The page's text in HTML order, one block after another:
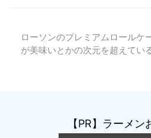
ローソンのプレミアムロールケ
が美味いとかの次元を超えてい
【PR】ラーメン